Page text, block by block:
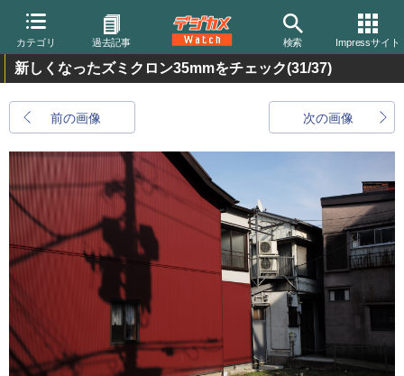
カテゴリ 過去記事 検索 Impressサイト
新しくなったズミクロン35mmをチェック(31/37)
前の画像 次の画像